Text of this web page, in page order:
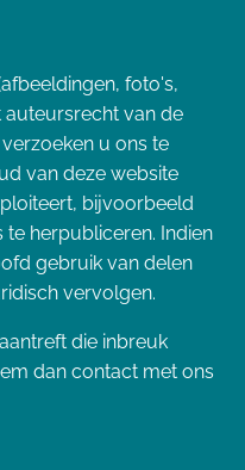
foto's,
auteursrecht van de
u ons te
van deze website
bijvoorbeeld
herpubliceren. Indien
gebruik van delen
vervolgen.
die inbreuk
dan contact met ons